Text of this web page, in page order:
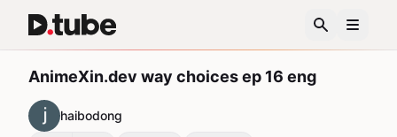
AnimeXin.dev way choices ep 16 eng
haibodong